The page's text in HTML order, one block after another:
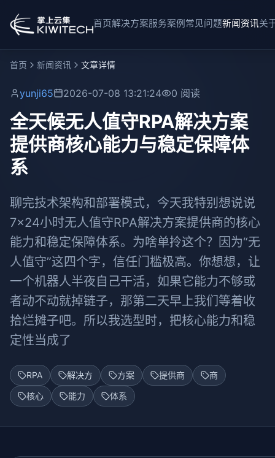
首页解决方案服务案例 常见问题新闻资讯关
首页 新闻资讯 文章详情
yunji65 2026-07-08 13:21:24 0 阅读
全天候无人值守RPA解决方案
提供商核心能力与稳定保障体
系
聊完技术架构和部署模式，今天我特别想说说
7×24小时无人值守RPA解决方案提供商的核心
能力和稳定保障体系。为啥单拎这个？因为“无
人值守”这四个字，信任门槛极高。你想想，让
一个机器人半夜自己干活，如果它能力不够或
者动不动就掉链子，那第二天早上我们等着收
拾烂摊子吧。所以我选型时，把核心能力和稳
定性当成了
RPA 解决方 方案 提供商
商
核心
能力 体系